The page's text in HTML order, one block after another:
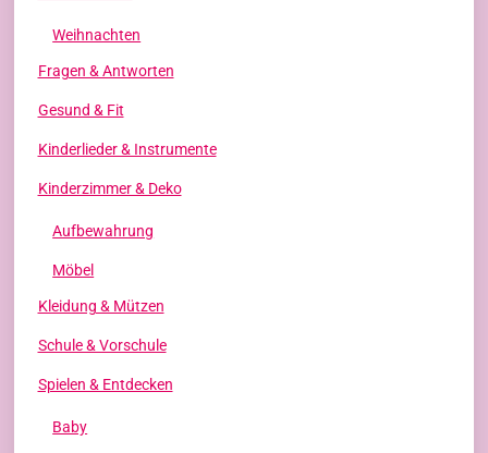
Weihnachten
Fragen & Antworten
Gesund & Fit
Kinderlieder & Instrumente
Kinderzimmer & Deko
Aufbewahrung
Möbel
Kleidung & Mützen
Schule & Vorschule
Spielen & Entdecken
Baby